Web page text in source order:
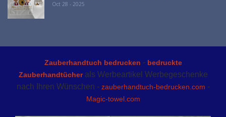
Oct 28 - 2025
Zauberhandtuch bedrucken - bedruckte
Zauberhandtücherals Werbeartikel Werbegeschenke
nach Ihren Wünschen - zauberhandtuch-bedrucken.com -
Magic-towel.com